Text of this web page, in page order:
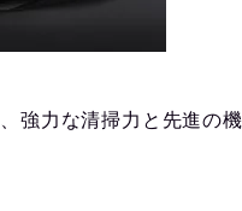
強力な清掃力と先進の